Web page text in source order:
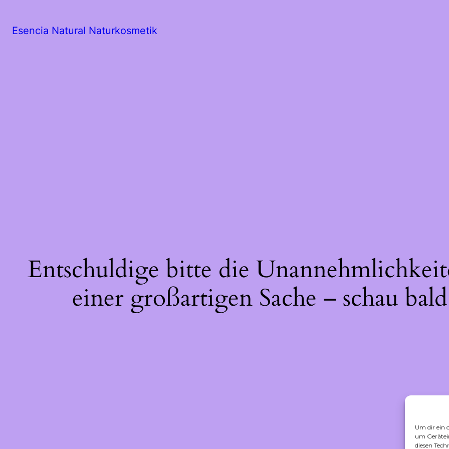
Um dir ein
um
diesen
Esencia Natural Naturkosmetik
Entschuldige bitte die
einer großartigen Sache – schau